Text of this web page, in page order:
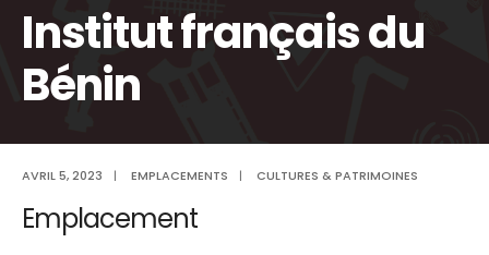
Institut français du
Bénin
AVRIL 5, 2023 | EMPLACEMENTS | CULTURES & PATRIMOINES
Emplacement